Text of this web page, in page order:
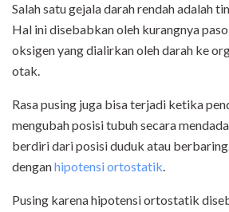
Salah satu gejala darah rendah adalah
Hal ini disebabkan oleh kurangnya
oksigen yang dialirkan oleh darah ke
otak.
Rasa pusing juga bisa terjadi ketika
mengubah posisi tubuh secara
berdiri dari posisi duduk atau
denganhipotensi ortostatik.
Pusing karena hipotensi ortostatik